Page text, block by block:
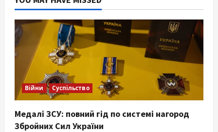
Війни Суспільство
Медалі ЗСУ: повний гід по системі нагород
Збройних Сил України